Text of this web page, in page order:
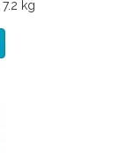
7.2 kg